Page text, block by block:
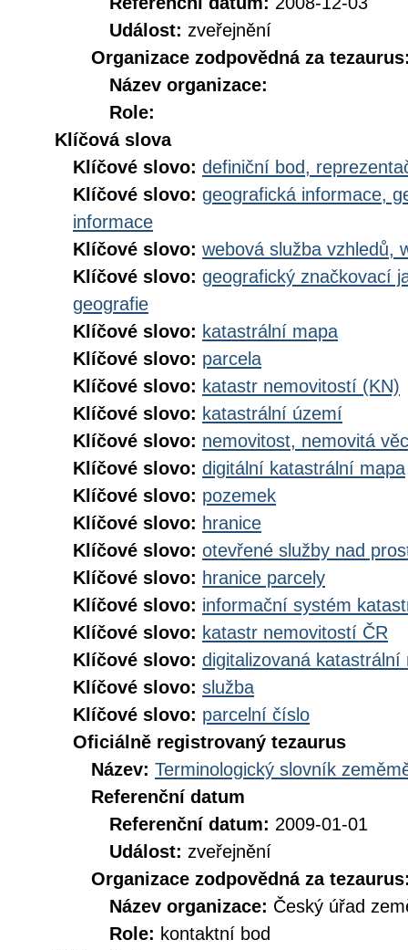
Událost: zveřejnění
Organizace zodpovědná za
Název organizace:
Role:
Klíčová slova
Klíčové slovo: definiční bod,
Klíčové slovo: geografická informace,
informace
Klíčové slovo: webová služba vzhledů,
Klíčové slovo: geografický značkovací
geografie
Klíčové slovo: katastrální mapa
Klíčové slovo: parcela
Klíčové slovo: katastr nemovitostí (KN)
Klíčové slovo: katastrální území
Klíčové slovo: nemovitost, nemovitá věc
Klíčové slovo: digitální katastrální mapa
Klíčové slovo: pozemek
Klíčové slovo: hranice
Klíčové slovo: otevřené služby nad
Klíčové slovo: hranice parcely
Klíčové slovo: informační systém
Klíčové slovo: katastr nemovitostí ČR
Klíčové slovo: digitalizovaná katastrální
Klíčové slovo: služba
Klíčové slovo: parcelní číslo
Oficiálně registrovaný tezaurus
Název: Terminologický slovník
Referenční datum
Referenční datum: 2009-01-01
Událost: zveřejnění
Organizace zodpovědná za
Název organizace: Český úřad
Role: kontaktní bod